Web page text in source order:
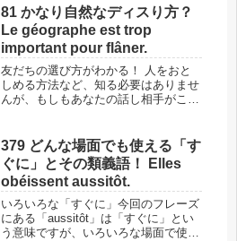
レーズには「et」が2つあるものの、
まったく異なった使い方をしていま
す...
81 かなり自然なディスり方？
Le géographe est trop
important pour flâner.
友だちの選び方がわかる！ 人をおと
しめる方法など、知る必要はありませ
んが、もしもあなたの話し相手がこん
る、マウントを取りたいのでしょう
が、かなり自然なので、気づきにくい
かもし...
379 どんな場面でも使える「す
ぐに」とその類義語！ Elles
obéissent aussitôt.
いろいろな「すぐに」今回のフレーズ
にある「aussitôt」は「すぐに」とい
う意味ですが、いろいろな場面で使え